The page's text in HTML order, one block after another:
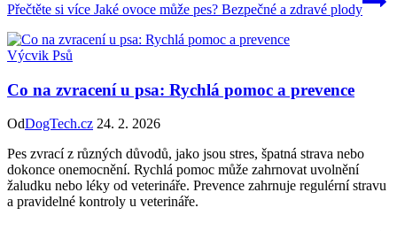
Přečtěte si více Jaké ovoce může pes? Bezpečné a zdravé plody
Výcvik Psů
Co na zvracení u psa: Rychlá pomoc a prevence
OdDogTech.cz 24. 2. 2026
Pes zvrací z různých důvodů, jako jsou stres, špatná strava nebo
dokonce onemocnění. Rychlá pomoc může zahrnovat uvolnění
žaludku nebo léky od veterináře. Prevence zahrnuje regulérní stravu
a pravidelné kontroly u veterináře.